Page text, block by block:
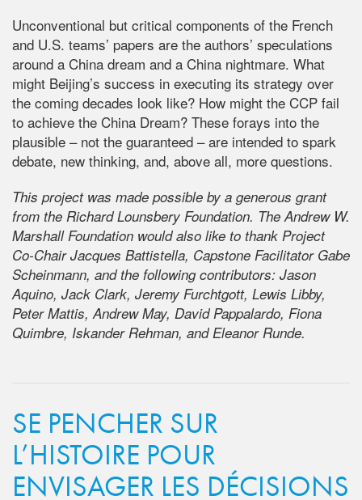
Unconventional but critical components of the French
and U.S. teams’ papers are the authors’ speculations
around a China dream and a China nightmare. What
might Beijing’s success in executing its strategy over
the coming decades look like? How might the CCP fail
to achieve the China Dream? These forays into the
plausible – not the guaranteed – are intended to spark
debate, new thinking, and, above all, more questions.
This project was made possible by a generous grant
from the Richard Lounsbery Foundation. The Andrew W.
Marshall Foundation would also like to thank Project
Co-Chair Jacques Battistella, Capstone Facilitator Gabe
Scheinmann, and the following contributors: Jason
Aquino, Jack Clark, Jeremy Furchtgott, Lewis Libby,
Peter Mattis, Andrew May, David Pappalardo, Fiona
Quimbre, Iskander Rehman, and Eleanor Runde.
SE PENCHER SUR
L’HISTOIRE POUR
ENVISAGER LES DÉCISIONS